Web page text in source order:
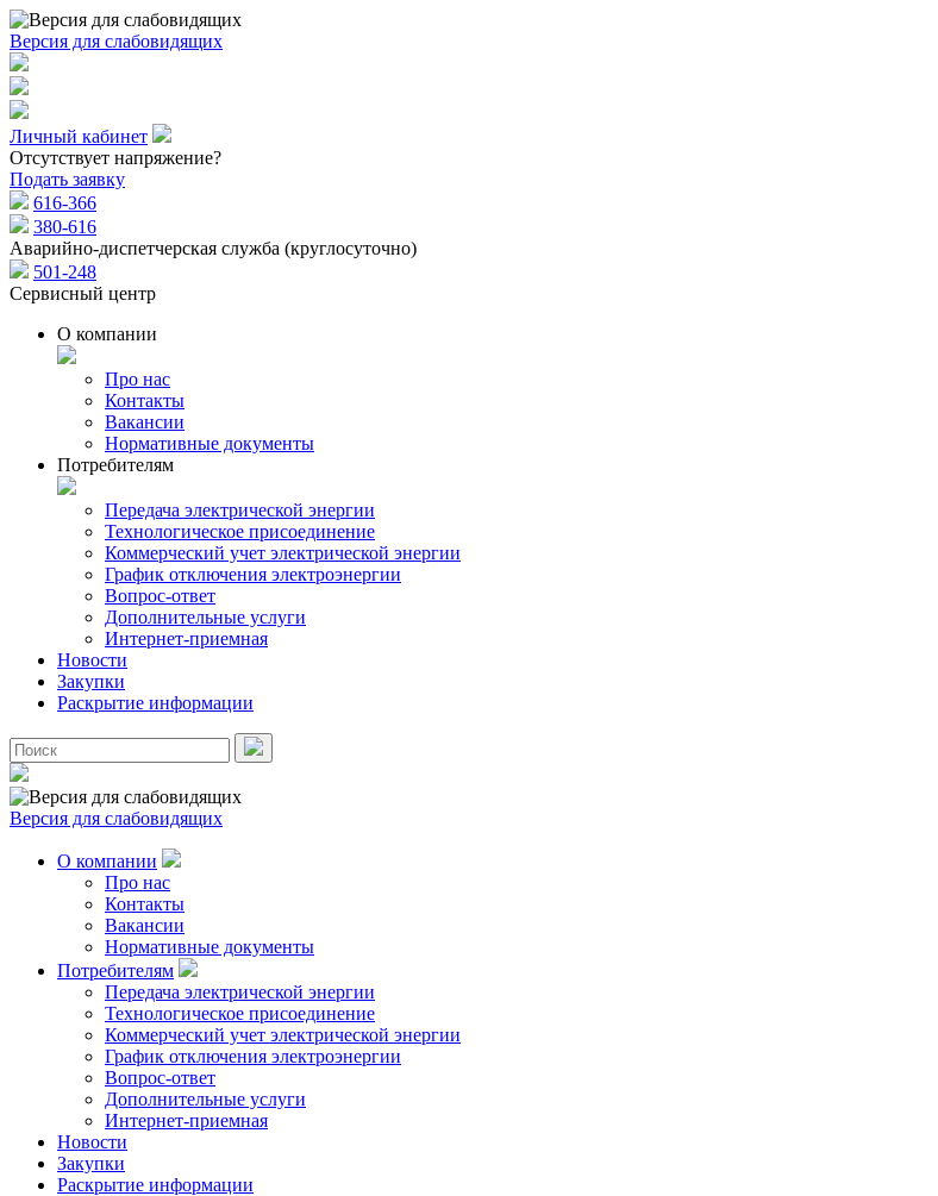
Версия для слабовидящих
Личный кабинет
Отсутствует напряжение?
Подать заявку
616-366
380-616
Аварийно-диспетчерская служба (круглосуточно)
501-248
Сервисный центр
О компании
Про нас
Контакты
Вакансии
Нормативные документы
Потребителям
Передача электрической энергии
Технологическое присоединение
Коммерческий учет электрической энергии
График отключения электроэнергии
Вопрос-ответ
Дополнительные услуги
Интернет-приемная
Новости
Закупки
Раскрытие информации
Версия для слабовидящих
О компании
Про нас
Контакты
Вакансии
Нормативные документы
Потребителям
Передача электрической энергии
Технологическое присоединение
Коммерческий учет электрической энергии
График отключения электроэнергии
Вопрос-ответ
Дополнительные услуги
Интернет-приемная
Новости
Закупки
Раскрытие информации